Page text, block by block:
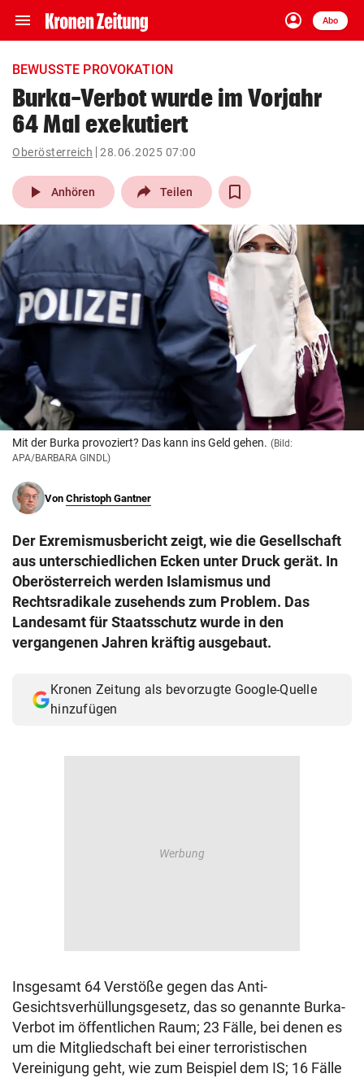
menu Navigation
ein-/ausklappen
account_circle
Anmelden
Abo
close Schließen
account_circle Anmelden
pin_drop
Wien arrow_right
bookmark
search
Suchbegriff
eingeben
© Krone Multimedia GmbH & Co KG 2026
Muthgasse 2, 1190 Wien
BEWUSSTE PROVOKATION
Burka-Verbot wurde im Vorjahr
64 Mal exekutiert
Oberösterreich 28.06.2025 07:00
play_arrow Anhören Teilen
Mit der Burka provoziert? Das kann ins Geld gehen. (Bild:
APA/BARBARA GINDL)
Von Christoph Gantner
Der Exremismusbericht zeigt, wie die Gesellschaft
aus unterschiedlichen Ecken unter Druck gerät. In
Oberösterreich werden Islamismus und
Rechtsradikale zusehends zum Problem. Das
Landesamt für Staatsschutz wurde in den
vergangenen Jahren kräftig ausgebaut.
Kronen Zeitung als bevorzugte Google-Quelle
hinzufügen
Insgesamt 64 Verstöße gegen das Anti-
Gesichtsverhüllungsgesetz, das so genannte Burka-
Verbot im öffentlichen Raum; 23 Fälle, bei denen es
um die Mitgliedschaft bei einer terroristischen
Vereinigung geht, wie zum Beispiel dem IS; 16 Fälle